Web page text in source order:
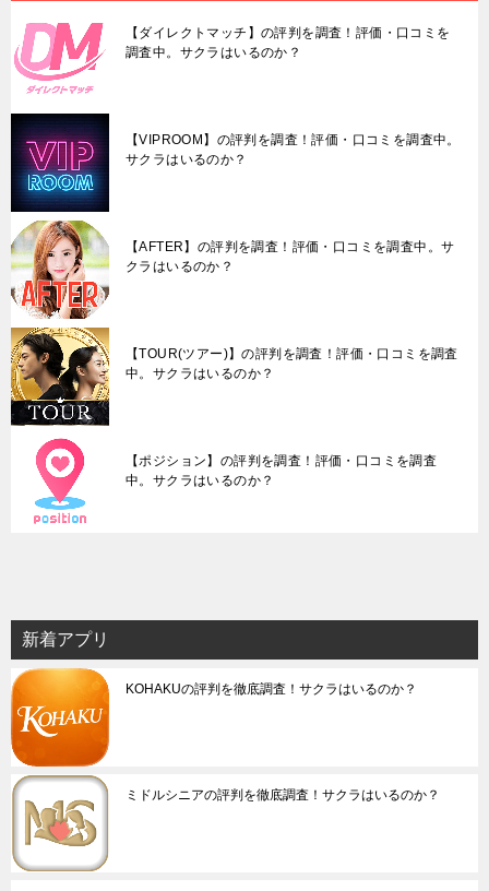
【ダイレクトマッチ】の評判を調査！評価・口コミを
調査中。サクラはいるのか？
【VIPROOM】の評判を調査！評価・口コミを調査中。
サクラはいるのか？
【AFTER】の評判を調査！評価・口コミを調査中。サ
クラはいるのか？
【TOUR(ツアー)】の評判を調査！評価・口コミを調査
中。サクラはいるのか？
【ポジション】の評判を調査！評価・口コミを調査
中。サクラはいるのか？
新着アプリ
KOHAKUの評判を徹底調査！サクラはいるのか？
ミドルシニアの評判を徹底調査！サクラはいるのか？